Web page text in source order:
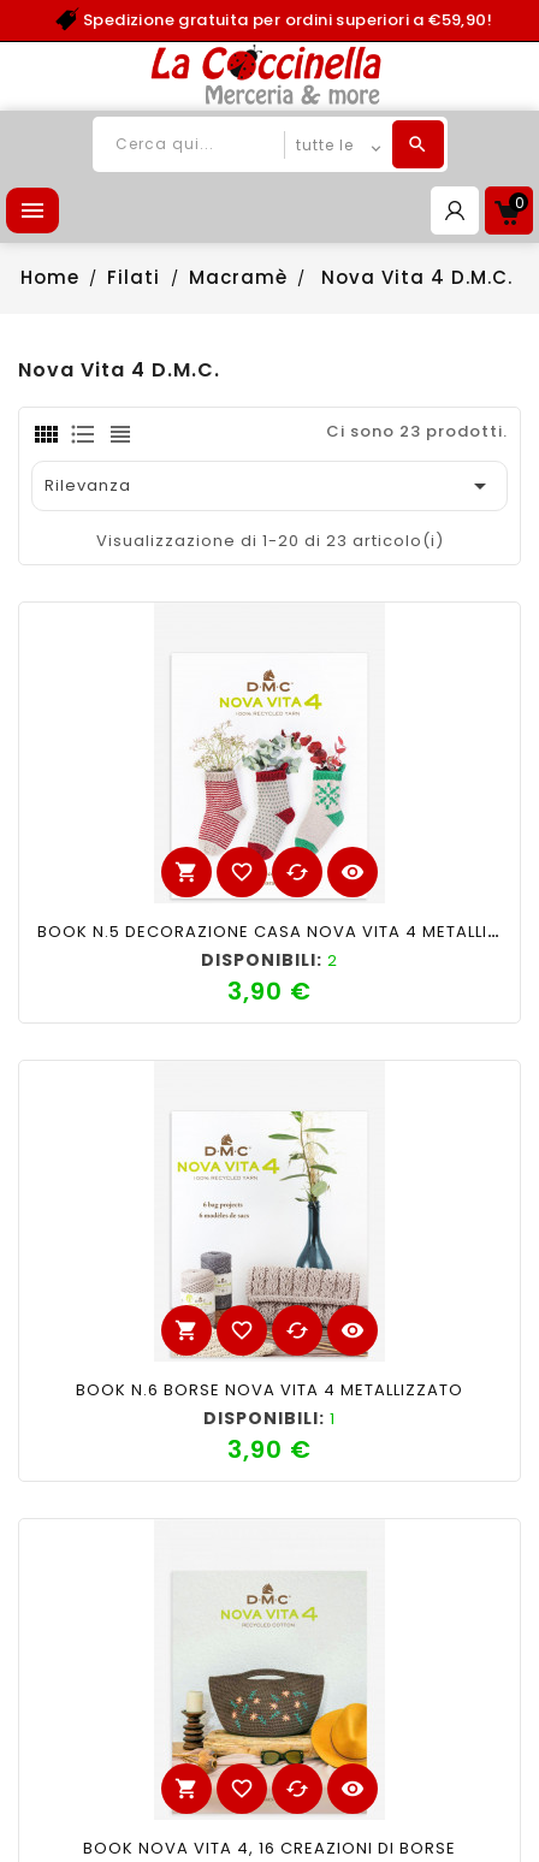
Spedizione gratuita per ordini superiori a €59,90!
 0
Home Filati Macramè Nova Vita 4 D.M.C.
Nova Vita 4 D.M.C.
Ci sono 23 prodotti.
Rilevanza 
Visualizzazione di 1-20 di 23 articolo(i)
shopping_cart favorite_border cached visibility
BOOK N.5 DECORAZIONE CASA NOVA VITA 4 METALLIZZATO
DISPONIBILI: 2
3,90 €
shopping_cart favorite_border cached visibility
BOOK N.6 BORSE NOVA VITA 4 METALLIZZATO
DISPONIBILI: 1
3,90 €
shopping_cart favorite_border cached visibility
BOOK NOVA VITA 4, 16 CREAZIONI DI BORSE